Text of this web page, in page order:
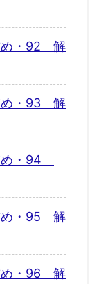
め・92 解
め・93 解
め・94
め・95 解
め・96 解